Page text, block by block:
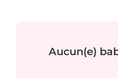
Aucun(e)